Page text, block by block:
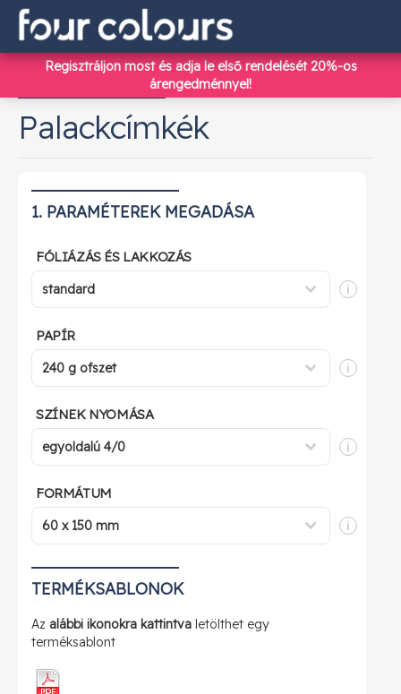
Regisztráljon mostés adja le első rendelését 20%-os
árengedménnyel!
Palackcímkék
1. PARAMÉTEREK MEGADÁSA
FÓLIÁZÁS ÉS LAKKOZÁS
i
PAPÍR
i
SZÍNEK NYOMÁSA
i
FORMÁTUM
i
TERMÉKSABLONOK
Az alábbi ikonokra kattintva letölthet egy
terméksablont